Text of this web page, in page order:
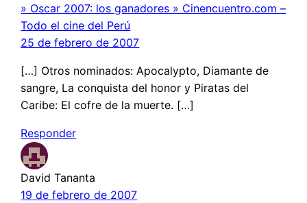
» Oscar 2007: los ganadores » Cinencuentro.com –
Todo el cine del Perú
25 de febrero de 2007
[…] Otros nominados: Apocalypto, Diamante de
sangre, La conquista del honor y Piratas del
Caribe: El cofre de la muerte. […]
Responder
David Tananta
19 de febrero de 2007